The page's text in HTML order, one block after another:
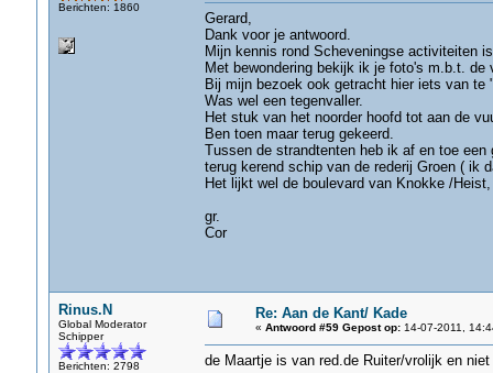
Berichten: 1860
Gerard,
Dank voor je antwoord.
Mijn kennis rond Scheveningse activiteiten
Met bewondering bekijk ik je foto's m.b.t. de
Bij mijn bezoek ook getracht hier iets van te
Was wel een tegenvaller.
Het stuk van het noorder hoofd tot aan de
Ben toen maar terug gekeerd.
Tussen de strandtenten heb ik af en toe
terug kerend schip van de rederij Groen ( ik
Het lijkt wel de boulevard van Knokke /
gr.
Cor
Rinus.N
Global Moderator
Schipper
Berichten: 2798
Re: Aan de Kant/ Kade
« Antwoord #59 Gepost op:14-07-2011,
de Maartje is van red.de Ruiter/vrolijk en niet